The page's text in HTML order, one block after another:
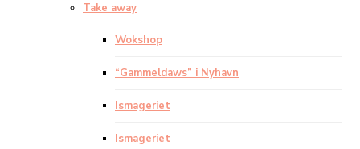
Take away
Wokshop
“Gammeldaws” i Nyhavn
Ismageriet
Ismageriet